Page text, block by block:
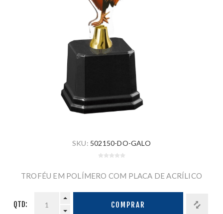
SKU: 502150-DO-GALO
TROFÉU EM POLÍMERO COM PLACA DE ACRÍLICO
QTD: COMPRAR